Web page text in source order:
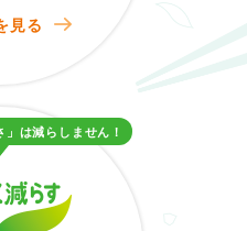
見る
は減らしません！